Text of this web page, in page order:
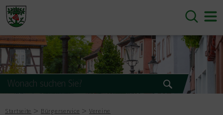
Startseite Bürgerservice Vereine